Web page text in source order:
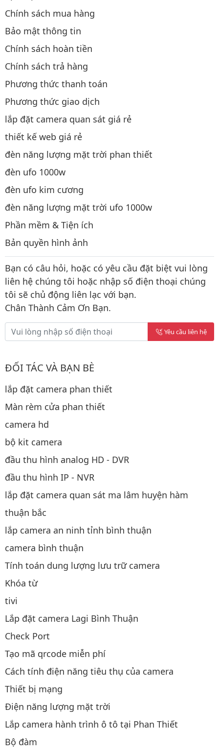
Chính sách mua hàng
Bảo mật thông tin
Chính sách hoàn tiền
Chính sách trả hàng
Phương thức thanh toán
Phương thức giao dịch
lắp đặt camera quan sát giá rẻ
thiết kế web giá rẻ
đèn năng lượng mặt trời phan thiết
đèn ufo 1000w
đèn ufo kim cương
đèn năng lượng mặt trời ufo 1000w
Phần mềm & Tiện ích
Bản quyền hình ảnh
Bạn có câu hỏi, hoặc có yêu cầu đặt biệt vui lòng
liên hệ chúng tôi hoặc nhập số điện thoại chúng
tôi sẽ chủ động liên lạc với bạn.
Chân Thành Cảm Ơn Bạn.
Yêu cầu liên hệ
ĐỐI TÁC VÀ BẠN BÈ
lắp đặt camera phan thiết
Màn rèm cửa phan thiết
camera hd
bộ kit camera
đầu thu hình analog HD - DVR
đầu thu hình IP - NVR
lắp đặt camera quan sát ma lâm huyện hàm
thuận bắc
lắp camera an ninh tỉnh bình thuận
camera bình thuận
Tính toán dung lượng lưu trữ camera
Khóa từ
tivi
Lắp đặt camera Lagi Bình Thuận
Check Port
Tạo mã qrcode miễn phí
Cách tính điện năng tiêu thụ của camera
Thiết bị mạng
Điện năng lượng mặt trời
Lắp camera hành trình ô tô tại Phan Thiết
Bộ đàm